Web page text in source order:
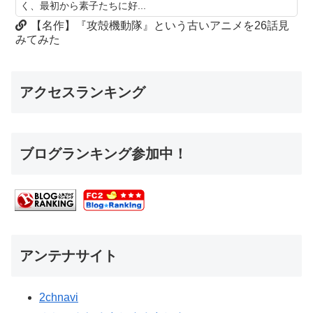
く、最初から素子たちに好...
【名作】『攻殻機動隊』という古いアニメを26話見
みてみた
アクセスランキング
ブログランキング参加中！
アンテナサイト
2chnavi